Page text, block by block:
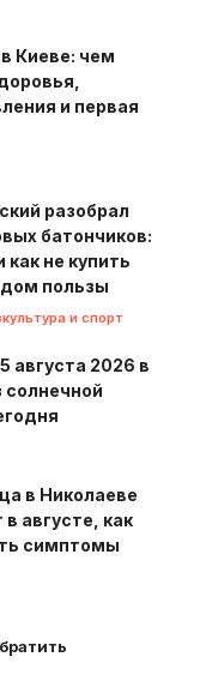
Киеве: чем
и первая
разобрал
батончиков:
не купить
пользы
и спорт
августа 2026 в
солнечной
в Николаеве
августе, как
симптомы